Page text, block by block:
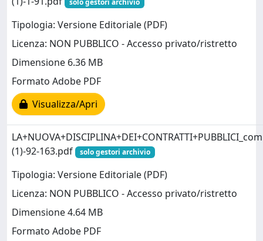
solo gestori archivio
Tipologia: Versione Editoriale (PDF)
Licenza: NON PUBBLICO - Accesso privato/ristretto
Dimensione 6.36 MB
Formato Adobe PDF
Visualizza/Apri
(1)-92-163.pdf
solo gestori archivio
Tipologia: Versione Editoriale (PDF)
Licenza: NON PUBBLICO - Accesso privato/ristretto
Dimensione 4.64 MB
Formato Adobe PDF